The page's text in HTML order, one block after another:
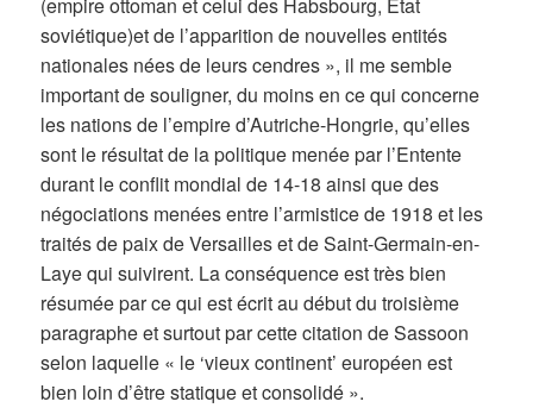
soviétique)et de l’apparition de nouvelles entités
nationales nées de leurs cendres », il me semble
important de souligner, du moins en ce qui concerne
les nations de l’empire d’Autriche-Hongrie, qu’elles
sont le résultat de la politique menée par l’Entente
durant le conflit mondial de 14-18 ainsi que des
négociations menées entre l’armistice de 1918 et les
traités de paix de Versailles et de Saint-Germain-en-
Laye qui suivirent. La conséquence est très bien
résumée par ce qui est écrit au début du troisième
paragraphe et surtout par cette citation de Sassoon
selon laquelle « le ‘vieux continent’ européen est
bien loin d’être statique et consolidé ».